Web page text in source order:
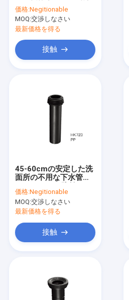
性
価格:Negitionable
MOQ:交渉しなさい
最新価格を得る
接触
45-60cmの安定した洗
面所の不用な下水管管
価格:Negitionable
MOQ:交渉しなさい
最新価格を得る
接触